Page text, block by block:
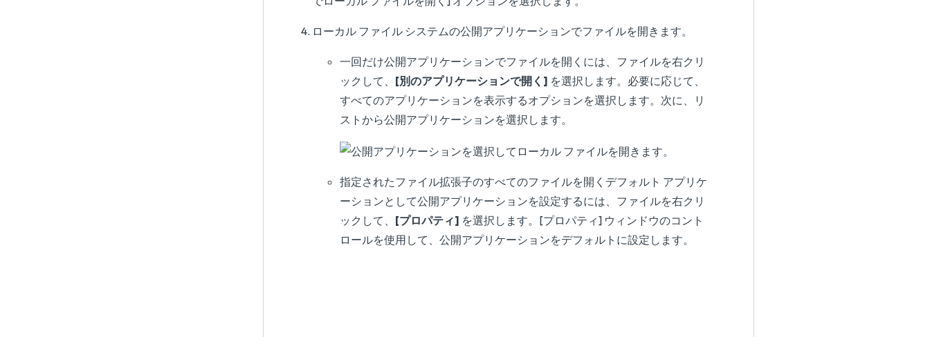
ローカル ファイル システムの公開アプリケーションでファイルを開きます。
一回だけ公開アプリケーションでファイルを開くには、ファイルを右クリ
ックして、 [別のアプリケーションで開く] を選択します。必要に応じて、
すべてのアプリケーションを表示するオプションを選択します。次に、リ
ストから公開アプリケーションを選択します。
指定されたファイル拡張子のすべてのファイルを開くデフォルト アプリケ
ーションとして公開アプリケーションを設定するには、ファイルを右クリ
ックして、 [プロパティ] を選択します。[プロパティ] ウィンドウのコント
ロールを使用して、公開アプリケーションをデフォルトに設定します。